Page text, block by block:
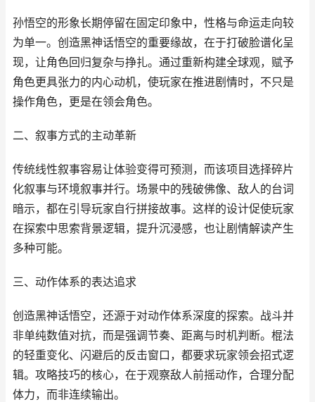
孙悟空的形象长期停留在固定印象中，性格与命运走向较
为单一。创造黑神话悟空的重要缘故，在于打破脸谱化呈
现，让角色回归复杂与挣扎。通过重新构建全球观，赋予
角色更具张力的内心动机，使玩家在推进剧情时，不只是
操作角色，更是在领会角色。
二、叙事方式的主动革新
传统线性叙事容易让体验变得可预测，而该项目选择碎片
化叙事与环境叙事并行。场景中的残破佛像、敌人的台词
暗示，都在引导玩家自行拼接故事。这样的设计促使玩家
在探索中思索背景逻辑，提升沉浸感，也让剧情解读产生
多种可能。
三、动作体系的表达追求
创造黑神话悟空，还源于对动作体系深度的探索。战斗并
非单纯数值对抗，而是强调节奏、距离与时机判断。棍法
的轻重变化、闪避后的反击窗口，都要求玩家领会招式逻
辑。攻略技巧的核心，在于观察敌人前摇动作，合理分配
体力，而非连续输出。